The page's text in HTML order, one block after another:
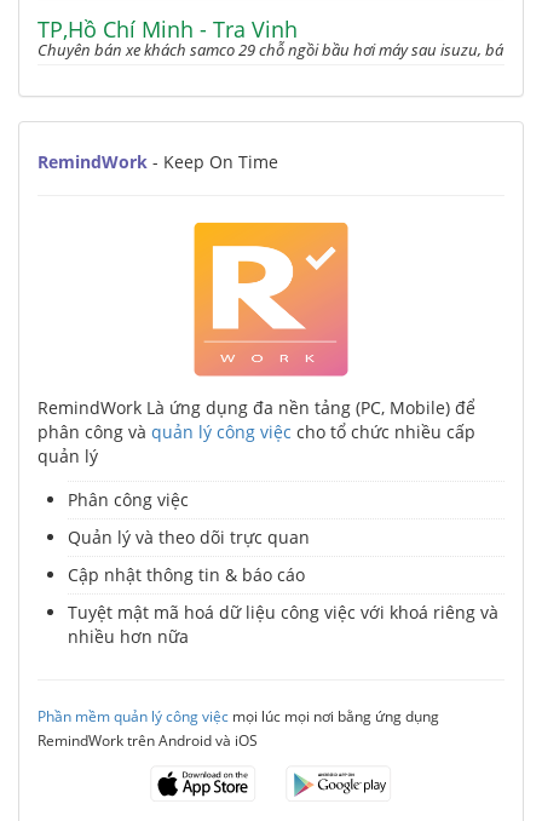
TP,Hồ Chí Minh - Tra Vinh
Chuyên bán xe khách samco 29 chỗ ngồi bầu hơi máy sau isuzu, bá
RemindWork - Keep On Time
RemindWork Là ứng dụng đa nền tảng (PC, Mobile) để
phân công và quản lý công việc cho tổ chức nhiều cấp
quản lý
Phân công việc
Quản lý và theo dõi trực quan
Cập nhật thông tin & báo cáo
Tuyệt mật mã hoá dữ liệu công việc với khoá riêng và
nhiều hơn nữa
Phần mềm quản lý công việc mọi lúc mọi nơi bằng ứng dụng
RemindWork trên Android và iOS